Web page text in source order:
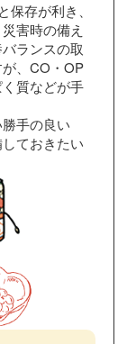
存が利き、
害時の備え
ランスの取
、CO・OP
質などが手
手の良い
ておきたい